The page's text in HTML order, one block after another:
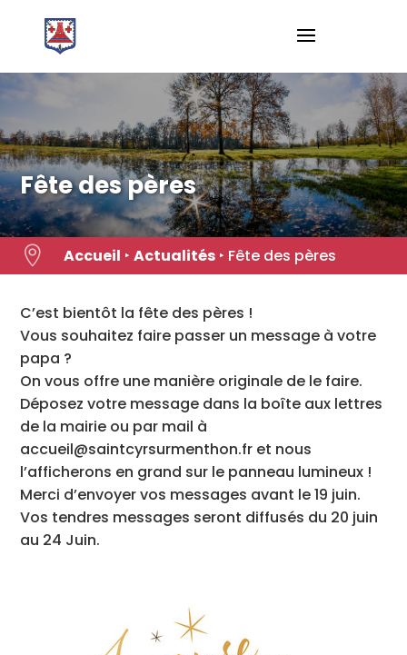
content
Fête des pères
 Accueil ‣ Actualités‣ Fête des pères
C’est bientôt la fête des pères !
Vous souhaitez faire passer un message à votre
papa ?
On vous offre une manière originale de le faire.
Déposez votre message dans la boîte aux lettres
de la mairie ou par mail à
accueil@saintcyrsurmenthon.fr et nous
l’afficherons en grand sur le panneau lumineux !
Merci d’envoyer vos messages avant le 19 juin.
Vos tendres messages seront diffusés du 20 juin
au 24 Juin.